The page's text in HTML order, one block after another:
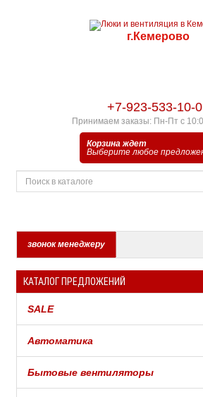
г.Кемерово
+7-923-533-10-
Принимаем заказы: Пн-Пт с
Корзина ждет
Выберите любое
звонок менеджеру
КАТАЛОГ ПРЕДЛОЖЕНИЙ
SALE
Автоматика
Бытовые вентиляторы